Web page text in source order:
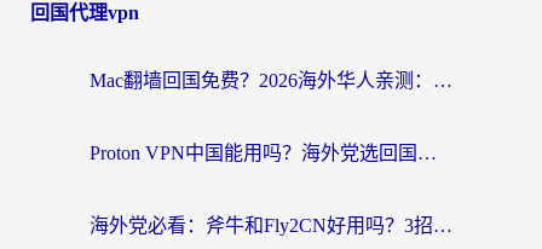
回国代理vpn
Mac翻墙回国免费？2026海外华人亲测：从CCTV5直播到国内APP，这样选加速器才靠谱
Proton VPN中国能用吗？海外党选回国加速器的避坑指南（附番茄加速器实测）
海外党必看：斧牛和Fly2CN好用吗？3招教你选对回国加速器（附免费试用攻略）